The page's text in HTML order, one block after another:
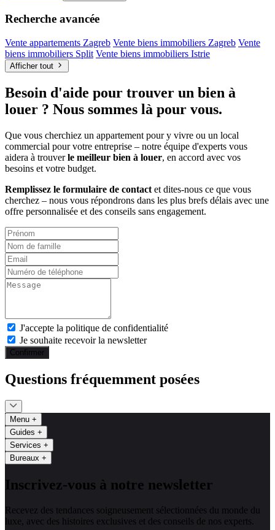
Recherche avancée
Vente appartements Zagreb Vente biens immobiliers Zagreb Vente
biens immobiliers Split Vente biens immobiliers Istrie
Afficher tout
Besoin d'aide pour trouver un bien à
louer ? Nous sommes là pour vous.
Que vous cherchiez un appartement pour y vivre ou un local
commercial pour votre entreprise – notre équipe d'experts vous
aidera à trouverle meilleur bien à louer, en accord avec vos
besoins et votre budget.
Remplissez le formulaire de contact et dites-nous ce que vous
cherchez – nous vous répondrons dans les plus brefs délais avec une
offre personnalisée et des conseils sans engagement.
J'accepte la politique de confidentialité
Je souhaite recevoir la newsletter
Confirmer
Questions fréquemment posées
Menu +
Guides +
Services +
Bureaux +
Inscrivez-vous à notre newsletter
Recevez des tendances soigneusement sélectionnées du monde du
luxe, avec des histoires exclusives et des conseils de nos experts.